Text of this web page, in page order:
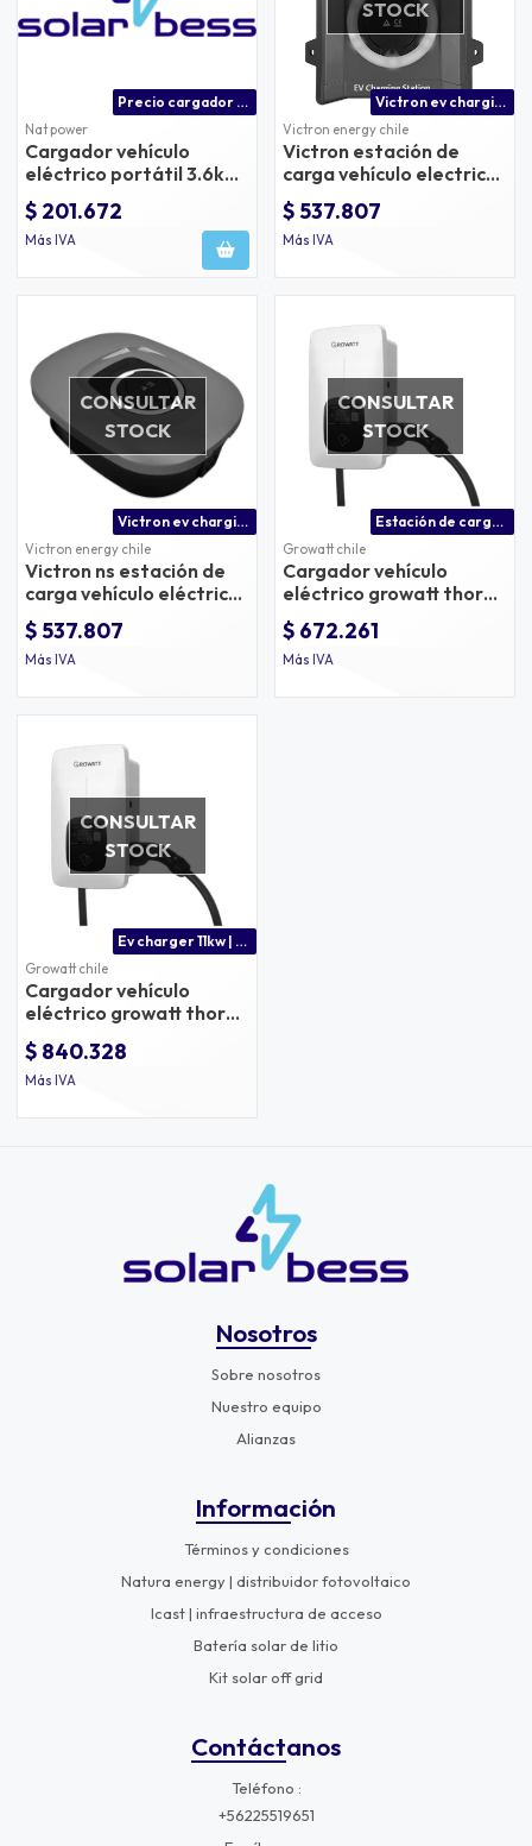
Precio cargador vehículo eléctrico tipo 2 residencial
Nat power
Cargador vehículo
eléctrico portátil 3.6kw
tipo 2 nat power
$ 201.672
Más IVA
STOCK
Victron ev charging station | estación de carga vehículo electrico 7kw monofásico 22kw trifásico
Victron energy chile
Victron estación de
carga vehículo electrico
7kw monofásico 22kw
trifásico
$ 537.807
Más IVA
CONSULTAR
STOCK
Victron ev charging station ns
Victron energy chile
Victron ns estación de
carga vehículo eléctrico
7kw monofásico 22kw
trifásico
$ 537.807
Más IVA
CONSULTAR
STOCK
Estación de carga vehículo eléctrico | growatt ev charger
Growatt chile
Cargador vehículo
eléctrico growatt thor
07as
$ 672.261
Más IVA
CONSULTAR
STOCK
Ev charger 11kw | cargador auto eléctrico trifásico 11kw
Growatt chile
Cargador vehículo
eléctrico growatt thor
11kw
$ 840.328
Más IVA
Nosotros
Sobre nosotros
Nuestro equipo
Alianzas
Información
Términos y condiciones
Natura energy | distribuidor fotovoltaico
Icast | infraestructura de acceso
Batería solar de litio
Kit solar off grid
Contáctanos
Teléfono
+56225519651